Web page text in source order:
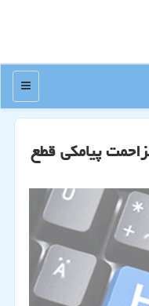
منو
پیامكی قطع